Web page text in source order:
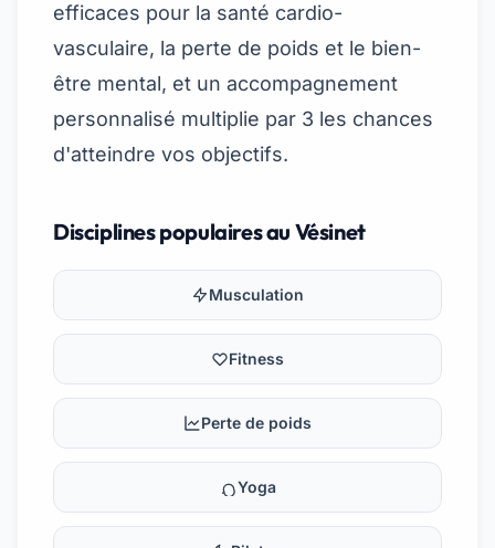
efficaces pour la santé cardio-
vasculaire, la perte de poids et le bien-
être mental, et un accompagnement
personnalisé multiplie par 3 les chances
d'atteindre vos objectifs.
Disciplines populaires au Vésinet
Musculation
Fitness
Perte de poids
Yoga